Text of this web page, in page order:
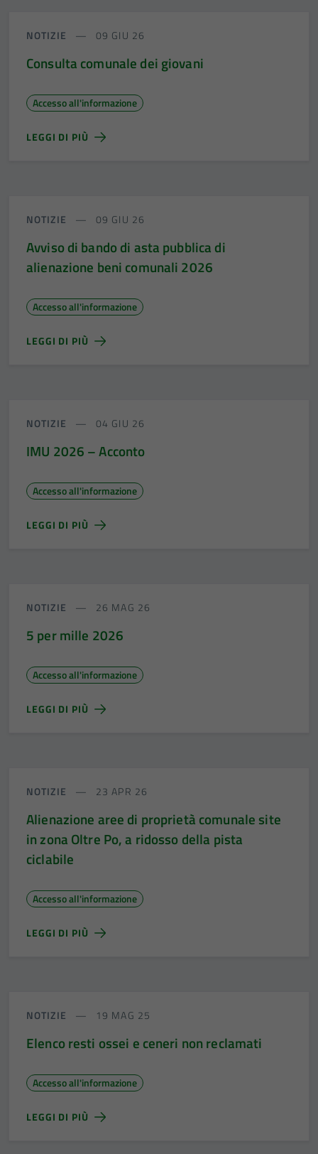
NOTIZIE 09 GIU 26
Consulta comunale dei giovani
Accesso all'informazione
LEGGI DI PIÙ
NOTIZIE 09 GIU 26
Avviso di bando di asta pubblica di
alienazione beni comunali 2026
Accesso all'informazione
LEGGI DI PIÙ
NOTIZIE 04 GIU 26
IMU 2026 – Acconto
Accesso all'informazione
LEGGI DI PIÙ
NOTIZIE 26 MAG 26
5 per mille 2026
Accesso all'informazione
LEGGI DI PIÙ
NOTIZIE 23 APR 26
Alienazione aree di proprietà comunale site
in zona Oltre Po, a ridosso della pista
ciclabile
Accesso all'informazione
LEGGI DI PIÙ
NOTIZIE 19 MAG 25
Elenco resti ossei e ceneri non reclamati
Accesso all'informazione
LEGGI DI PIÙ